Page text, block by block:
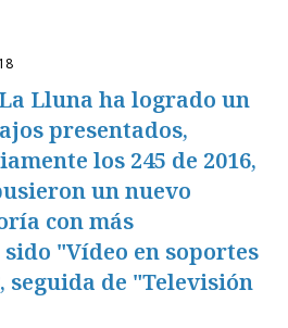
Lluna ha logrado un
presentados,
los 245 de 2016,
un nuevo
con más
"Vídeo en soportes
seguida de "Televisión